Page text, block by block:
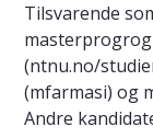
Tilsvarende
(ntnu.no/
(mfarmasi) og
Andre